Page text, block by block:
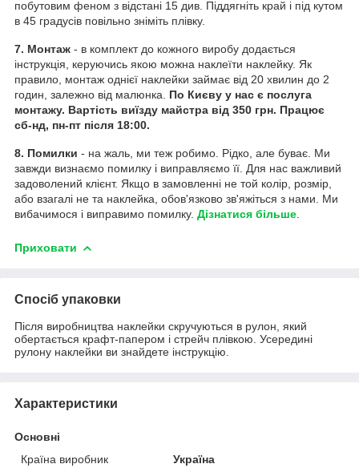
побутовим феном з відстані 15 див. Піддягніть край і під кутом
в 45 градусів повільно зніміть плівку.
7. Монтаж - в комплект до кожного виробу додається
інструкція, керуючись якою можна наклеїти наклейку. Як
правило, монтаж однієї наклейки займає від 20 хвилин до 2
годин, залежно від малюнка. По Києву у нас є послуга
монтажу. Вартість виїзду майстра від 350 грн. Працює
сб-нд, пн-пт після 18:00.
8. Помилки - на жаль, ми теж робимо. Рідко, але буває. Ми
завжди визнаємо помилку і виправляємо її. Для нас важливий
задоволений клієнт. Якщо в замовленні не той колір, розмір,
або взагалі не та наклейка, обов'язково зв'яжіться з нами. Ми
вибачимося і виправимо помилку. Дізнатися більше
Приховати
Спосіб упаковки
Після виробництва наклейки скручуються в рулон, який
обертається крафт-папером і стрейч плівкою. Усередині
рулону наклейки ви знайдете інструкцію.
Характеристики
Основні
Країна виробник
Україна